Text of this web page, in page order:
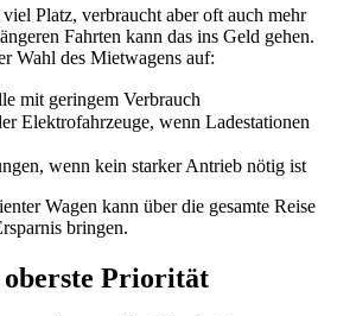
Platz, verbraucht aber oft auch mehr
Fahrten kann das ins Geld gehen.
Wahl des Mietwagens auf:
mit geringem Verbrauch
Elektrofahrzeuge, wenn Ladestationen
wenn kein starker Antrieb nötig ist
Wagen kann über die gesamte Reise
bringen.
Priorität